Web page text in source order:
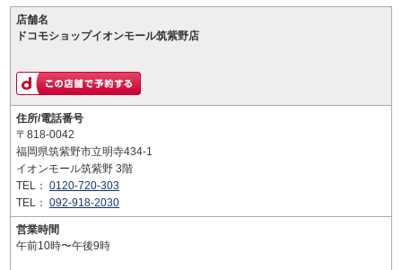
店舗名
ドコモショップイオンモール筑紫野店
住所/電話番号
〒818-0042
福岡県筑紫野市立明寺434-1
イオンモール筑紫野 3階
TEL： 0120-720-303
TEL： 092-918-2030
営業時間
午前10時〜午後9時